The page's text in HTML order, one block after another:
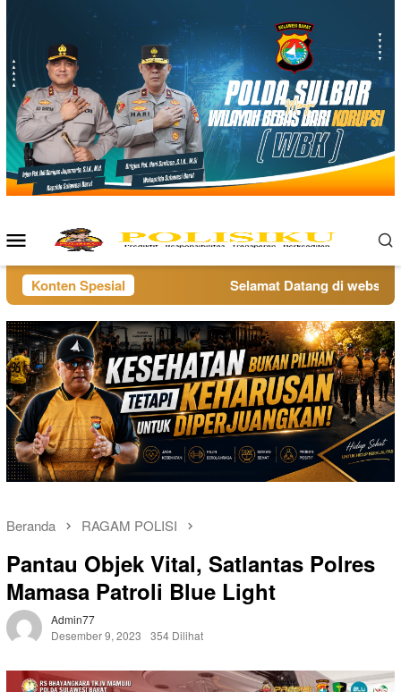
Menu
Mobile
Konten Spesial Selamat Datang di website
Beranda RAGAM POLISI
Pantau Objek Vital, Satlantas Polres
Mamasa Patroli Blue Light
Admin77
Desember 9, 2023
354 Dilihat